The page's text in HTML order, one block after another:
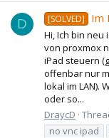
D [SOLVED] Im
Hi, Ich bin neu
von proxmox
iPad steuern
offenbar nur
lokal im LAN).
oder so...
DraycD
no vnc ipad